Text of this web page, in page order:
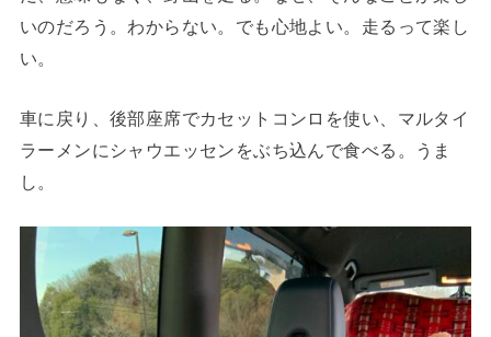
いのだろう。わからない。でも心地よい。走るって楽し
い。
車に戻り、後部座席でカセットコンロを使い、マルタイ
ラーメンにシャウエッセンをぶち込んで食べる。うま
し。